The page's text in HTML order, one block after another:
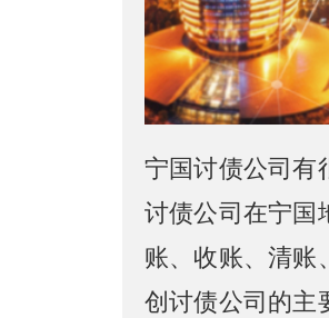
宁国讨债公司有
讨债公司在宁国
账、收账、清账
创讨债公司的主